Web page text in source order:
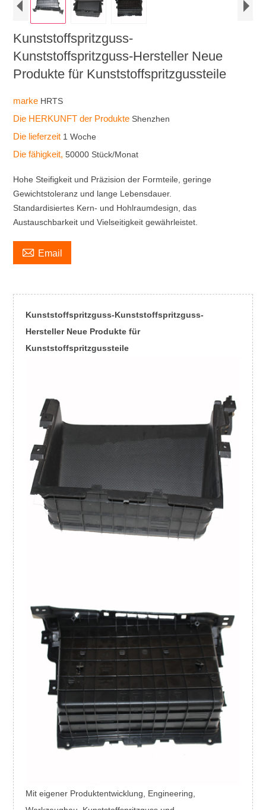
Kunststoffspritzguss-
Kunststoffspritzguss-Hersteller Neue
Produkte für Kunststoffspritzgussteile
marke HRTS
Die HERKUNFT der Produkte Shenzhen
Die lieferzeit 1 Woche
Die fähigkeit,50000 Stück/Monat
Hohe Steifigkeit und Präzision der Formteile, geringe
Gewichtstoleranz und lange Lebensdauer.
Standardisiertes Kern- und Hohlraumdesign, das
Austauschbarkeit und Vielseitigkeit gewährleistet.
 Email
Kunststoffspritzguss-Kunststoffspritzguss-
Hersteller Neue Produkte für
Kunststoffspritzgussteile
Mit eigener Produktentwicklung, Engineering,